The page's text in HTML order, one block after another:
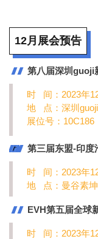
12月展会预告
第八届深圳guoji
时 间：2023年
地 点：深圳
展位号：10C186
m
a
第三届东盟-印度
时 间：2023年
地 点：曼谷素坤
EVH第五届全球
时 间：2023年